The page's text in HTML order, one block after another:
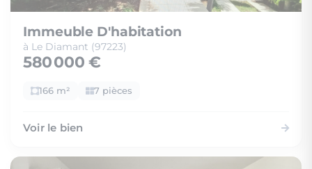
Immeuble D'habitation
à Le Diamant (97223)
580 000 €
166 m² 7 pièces
Voir le bien